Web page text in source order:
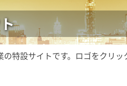
の特設サイトです。ロゴをクリ